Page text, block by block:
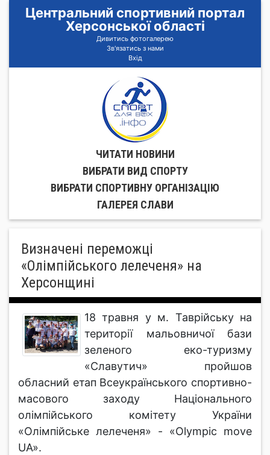
Центральний спортивний портал
Херсонської області
Дивитись фотогалерею
Зв'язатись з нами
Вхід
ЧИТАТИ НОВИНИ
ВИБРАТИ ВИД СПОРТУ
ВИБРАТИ СПОРТИВНУ ОРГАНIЗАЦIЮ
ГАЛЕРЕЯ СЛАВИ
Визначені переможці
«Олімпійського лелеченя» на
Херсонщині
18 травня у м. Таврійську на
території мальовничої бази
зеленого еко-туризму
«Славутич» пройшов
обласний етап Всеукраїнського спортивно-
масового заходу Національного
олімпійського комітету України
«Олімпійське лелеченя» - «Olympic move
UA».